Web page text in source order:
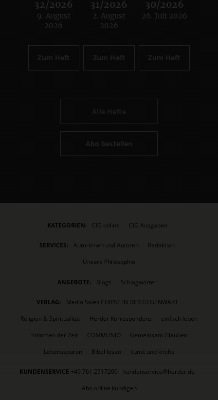
32/2026
:
9. August
2026
Zum Heft
31/2026
:
2. August
2026
Zum Heft
30/2026
:
26. Juli 2026
Zum Heft
Abo bestellen
KATEGORIEN: CIG online CIG Ausgaben
SERVICES: Autorinnen und Autoren
Redaktion
Unsere Philosophie
ANGEBOTE: Blogs Schlagwörter
VERLAG:
Media Sales CHRIST IN DER GEGENWART
Religion & Spiritualität
Herder Korrespondenz
einfach leben
Stimmen der Zeit
COMMUNIO
Gemeinsam Glauben
Lebensspuren
Bibel lesen kunst und kirche
KUNDENSERVICE +49 761 2717200
kundenservice@herder.de
Abo online kündigen